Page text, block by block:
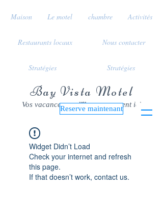
Bay Vista Motel
Vos vacances sur l'île commencent ici
Reserve maintenant
Maison Le motel chambre Activités
Restaurants locaux Nous contacter
Stratégies Stratégies
Widget Didn’t Load
Check your internet and refresh
this page.
If that doesn’t work, contact us.